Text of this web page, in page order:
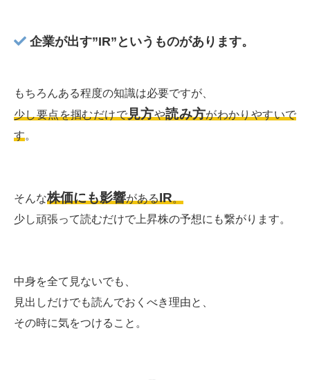
企業が出す”IR”というものがあります。
もちろんある程度の知識は必要ですが、
少し要点を掴むだけで見方や読み方がわかりやすいで
す。
そんな株価にも影響があるIR。
少し頑張って読むだけで上昇株の予想にも繋がります。
中身を全て見ないでも、
見出しだけでも読んでおくべき理由と、
その時に気をつけること。